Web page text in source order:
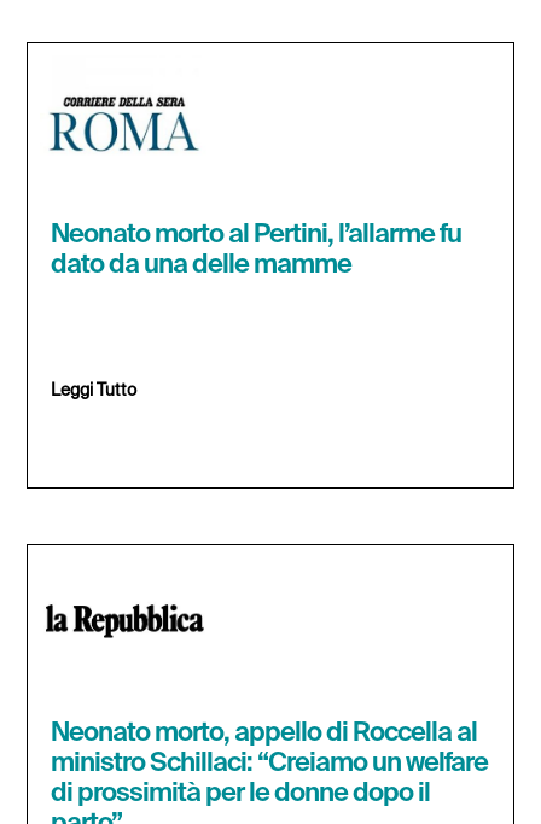
Neonato morto al Pertini, l’allarme fu
dato da una delle mamme
Leggi Tutto
Neonato morto, appello di Roccella al
ministro Schillaci: “Creiamo un welfare
di prossimità per le donne dopo il